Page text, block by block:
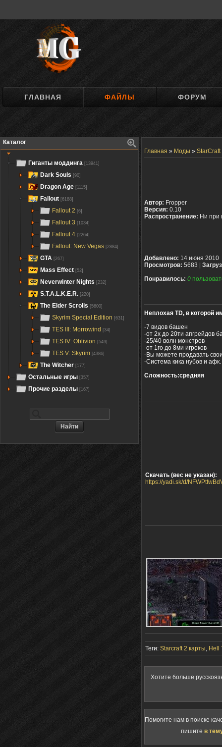
ГЛАВНАЯ ФАЙЛЫ ФОРУМ
Каталог
Гиганты моддинга [13941]
Dark Souls [90]
Dragon Age [1115]
Fallout [6188]
Fallout 2 [6]
Fallout 3 [1034]
Fallout 4 [2264]
Fallout: New Vegas [2884]
GTA [267]
Mass Effect [52]
Neverwinter Nights [232]
S.T.A.L.K.E.R. [220]
The Elder Scrolls [5600]
Skyrim Special Edition [631]
TES III: Morrowind [34]
TES IV: Oblivion [549]
TES V: Skyrim [4386]
The Witcher [177]
Остальные игры [357]
Прочие разделы [167]
Главная » Моды » StarCraft
Автор: Fropper
Версия: 0.10
Распространение: Ни при
Добавлено: 14 июня 2010
Просмотров: 5683 |
Понравилось: 0
Неплохая TD, в которой
-7 видов башен
-от 2х до 20ти апгрейдов
-25/40 волн монстров
-от 1го до 8ми игроков
-Вы можете продавать
-Система кика нубов и афк.
Сложность:средняя
Скачать (вес не указан):
https://yadi.sk/d/
Теги: Starcraft 2 карты, Hell
Хотите больше
Помогите нам в поиске
пишите в